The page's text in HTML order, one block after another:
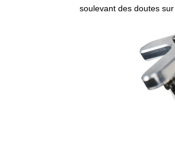
soulevant des doutes